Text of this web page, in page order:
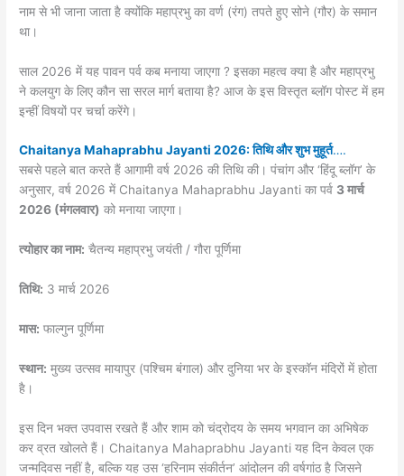
नाम से भी जाना जाता है क्योंकि महाप्रभु का वर्ण (रंग) तपते हुए सोने (गौर) के समान
था।
साल 2026 में यह पावन पर्व कब मनाया जाएगा ? इसका महत्व क्या है और महाप्रभु
ने कलयुग के लिए कौन सा सरल मार्ग बताया है? आज के इस विस्तृत ब्लॉग पोस्ट में हम
इन्हीं विषयों पर चर्चा करेंगे।
Chaitanya Mahaprabhu Jayanti 2026: तिथि और शुभ मुहूर्त….
सबसे पहले बात करते हैं आगामी वर्ष 2026 की तिथि की। पंचांग और ‘हिंदू ब्लॉग’ के
अनुसार, वर्ष 2026 में Chaitanya Mahaprabhu Jayanti का पर्व 3 मार्च
2026 (मंगलवार) को मनाया जाएगा।
त्योहार का नाम: चैतन्य महाप्रभु जयंती / गौरा पूर्णिमा
तिथि: 3 मार्च 2026
मास: फाल्गुन पूर्णिमा
स्थान: मुख्य उत्सव मायापुर (पश्चिम बंगाल) और दुनिया भर के इस्कॉन मंदिरों में होता
है।
इस दिन भक्त उपवास रखते हैं और शाम को चंद्रोदय के समय भगवान का अभिषेक
कर व्रत खोलते हैं। Chaitanya Mahaprabhu Jayanti यह दिन केवल एक
जन्मदिवस नहीं है, बल्कि यह उस ‘हरिनाम संकीर्तन’ आंदोलन की वर्षगांठ है जिसने